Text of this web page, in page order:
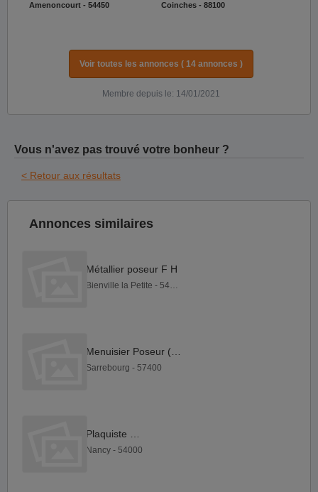
Amenoncourt - 54450 Coinches - 88100
Voir toutes les annonces ( 14 annonces )
Membre depuis le: 14/01/2021
Vous n'avez pas trouvé votre bonheur ?
< Retour aux résultats
Annonces similaires
Métallier poseur F H
Bienville la Petite - 54300
Sarrebourg - 57400
Nancy - 54000